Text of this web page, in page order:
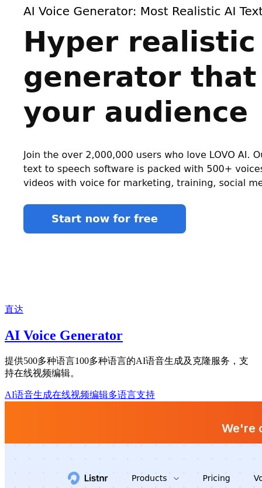
直达
AI Voice Generator
提供500多种语言100多种语言的AI语音生成及克隆服务，支
持在线视频编辑。
AI语音生成在线视频编辑多语言支持